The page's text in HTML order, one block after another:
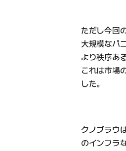
ただし今回
大規模なパ
より秩序あ
これは市場
した。
クノブラウ
のインフラ